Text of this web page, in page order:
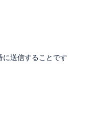
送信することです